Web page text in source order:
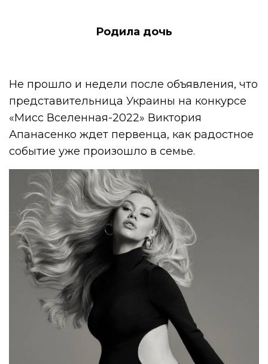
Родила дочь
Не прошло и недели после объявления, что
представительница Украины на конкурсе
«Мисс Вселенная-2022» Виктория
Апанасенко ждет первенца, как радостное
событие уже произошло в семье.